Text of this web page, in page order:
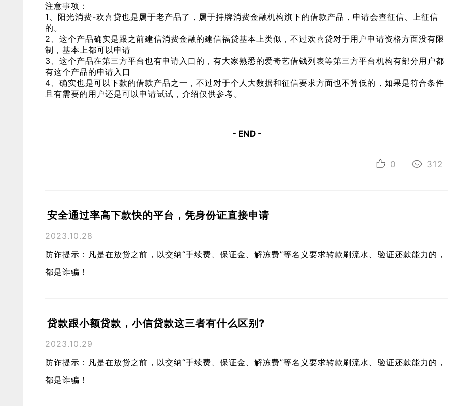
注意事项：
1、阳光消费-欢喜贷也是属于老产品了，属于持牌消费金融机构旗下的借款产品，申请会查征信、上征信
的。
2、这个产品确实是跟之前建信消费金融的建信福贷基本上类似，不过欢喜贷对于用户申请资格方面没有限
制，基本上都可以申请
3、这个产品在第三方平台也有申请入口的，有大家熟悉的爱奇艺借钱列表等第三方平台机构有部分用户都
有这个产品的申请入口
4、确实也是可以下款的借款产品之一，不过对于个人大数据和征信要求方面也不算低的，如果是符合条件
且有需要的用户还是可以申请试试，介绍仅供参考。
- END -
312
0
安全通过率高下款快的平台，凭身份证直接申请
2023.10.28
防诈提示：凡是在放贷之前，以交纳“手续费、保证金、解冻费”等名义要求转款刷流水、验证还款能力的，
都是诈骗！
贷款跟小额贷款，小信贷款这三者有什么区别?
2023.10.29
防诈提示：凡是在放贷之前，以交纳“手续费、保证金、解冻费”等名义要求转款刷流水、验证还款能力的，
都是诈骗！